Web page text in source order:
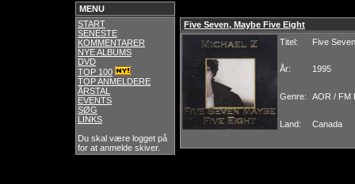
MENU
START
SENESTE
KOMMENTARER
NYE ALBUMS
DVD
TOP 100
TOP ANMELDERE
ÅRSTAL
EVENTS
SØG
LINKS
Du skal være logget på
for at anmelde skiver.
Five Seven, Maybe Five Eight
Titel:
Five
År: 1995
Genre: AOR / FM
Land: Canada